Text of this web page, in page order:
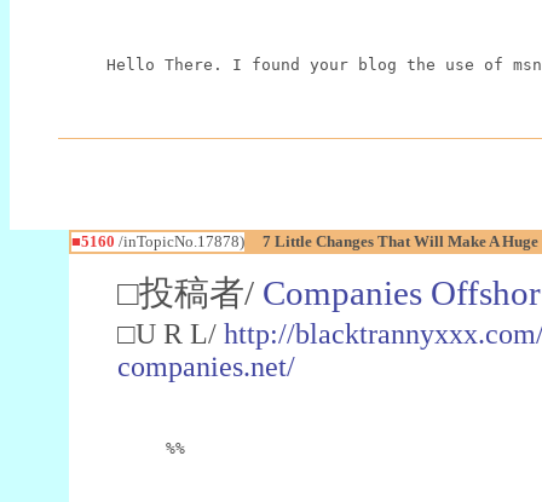
Hello There. I found your blog the use of
■5160 /inTopicNo.17878) 7 Little Changes That Will Make A
□投稿者/ Companies
□U R L/ http://
companies.net/
%%